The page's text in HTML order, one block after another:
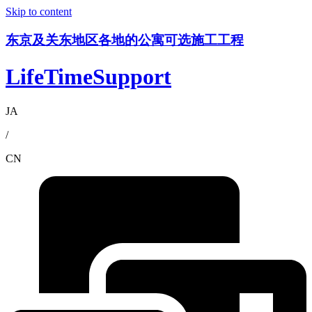
Skip to content
东京及关东地区各地的公寓可选施工工程
LifeTimeSupport
JA
/
CN